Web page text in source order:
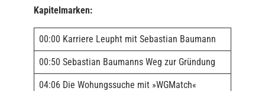
Kapitelmarken:
00:00 Karriere Leupht mit Sebastian Baumann
00:50 Sebastian Baumanns Weg zur Gründung
04:06 Die Wohungssuche mit »WGMatch«